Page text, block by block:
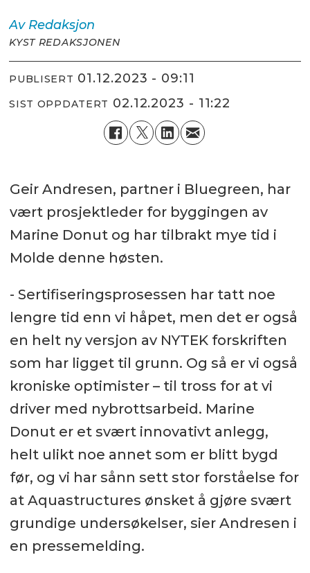
Av Redaksjon
KYST REDAKSJONEN
PUBLISERT 01.12.2023 - 09:11
SIST OPPDATERT 02.12.2023 - 11:22
Geir Andresen, partner i Bluegreen, har
vært prosjektleder for byggingen av
Marine Donut og har tilbrakt mye tid i
Molde denne høsten.
- Sertifiseringsprosessen har tatt noe
lengre tid enn vi håpet, men det er også
en helt ny versjon av NYTEK forskriften
som har ligget til grunn. Og så er vi også
kroniske optimister – til tross for at vi
driver med nybrottsarbeid. Marine
Donut er et svært innovativt anlegg,
helt ulikt noe annet som er blitt bygd
før, og vi har sånn sett stor forståelse for
at Aquastructures ønsket å gjøre svært
grundige undersøkelser, sier Andresen i
en pressemelding.